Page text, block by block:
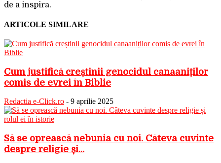
de a inspira.
ARTICOLE SIMILARE
Cum justifică creștinii genocidul canaaniților
comis de evrei în Biblie
Redactia e-Click.ro - 9 aprilie 2025
Să se oprească nebunia cu noi. Câteva cuvinte
despre religie și...